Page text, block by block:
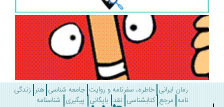
رمان ایرانی خاطره، سفرنامه و روایت جامعه شناسی هنر زندگی
مرجع کتابشناسی نقد بایگانی پیگیری شناسنامه